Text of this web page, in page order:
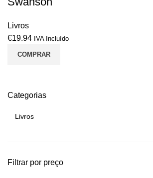
Categorias
Filtrar por preço
Livros
€19.94 IVA Incluído
COMPRAR